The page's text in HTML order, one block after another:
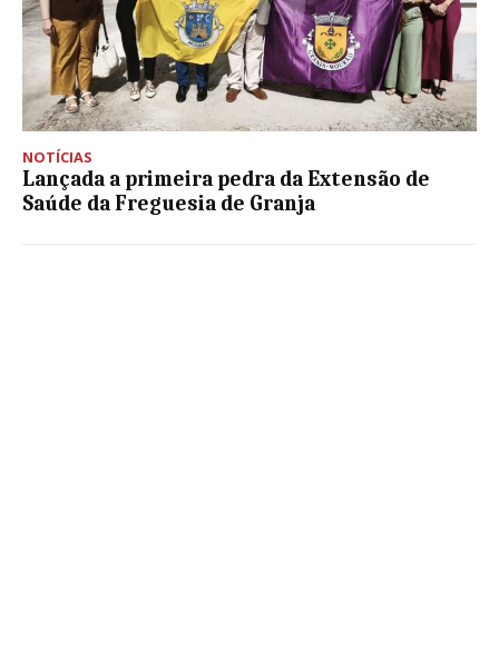
NOTÍCIAS
Lançada a primeira pedra da Extensão de
Saúde da Freguesia de Granja